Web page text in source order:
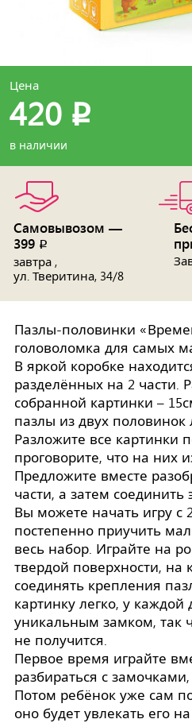
Цена
420 p
в наличии
Самовывозом —
399 p
завтра ,
ул. Тверитина, 34/8
Пазлы-половинки
головоломка для самых
В яркой коробке
разделённых на 2 части.
собранной картинки –
пазлы из двух половинок
Разложите все картинки
проговорите, что на них
Предложите вместе
части, а затем
Вы можете начать игру с
постепенно приучить
весь набор. Играйте на
твердой поверхности, на
соединять крепления
картинку легко, у каждой
уникальным замком, так
не получится.
Первое время играйте
разбираться с
Потом ребёнок уже сам
оно будет увлекать его